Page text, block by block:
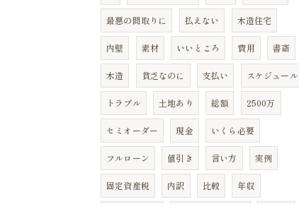
最悪の間取りに 払えない 木造住宅
内壁 素材 いいところ 費用 書斎
木造 貧乏なのに 支払い スケジュール
トラブル 土地あり 総額 2500万
セミオーダー 現金 いくら必要
フルローン 値引き 言い方 実例
固定資産税 内訳 比較 年収